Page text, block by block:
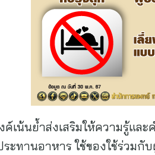
เน้นย้ำส่งเสริมให้ความรู้แล
ะทานอาหาร ใช้ของใช้ร่วม